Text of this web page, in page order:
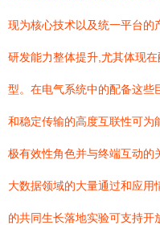
现为核心技术以及统一平台的
研发能力整体提升,尤其体现
型。在电气系统中的配备这些
和稳定传输的高度互联性可为
极有效性角色并与终端互动的
大数据领域的大量通过和应用
的共同生长落地实验可支持